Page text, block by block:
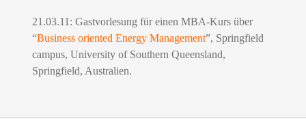
21.03.11: Gastvorlesung für einen MBA-Kurs über
“Business oriented Energy Management”, Springfield
campus, University of Southern Queensland,
Springfield, Australien.